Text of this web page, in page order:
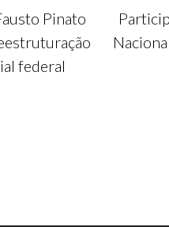
Pinato
federal